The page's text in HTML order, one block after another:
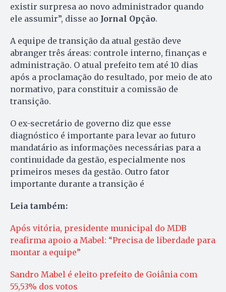
existir surpresa ao novo administrador quando
ele assumir”, disse ao Jornal Opção.
A equipe de transição da atual gestão deve
abranger três áreas: controle interno, finanças e
administração. O atual prefeito tem até 10 dias
após a proclamação do resultado, por meio de ato
normativo, para constituir a comissão de
transição.
O ex-secretário de governo diz que esse
diagnóstico é importante para levar ao futuro
mandatário as informações necessárias para a
continuidade da gestão, especialmente nos
primeiros meses da gestão. Outro fator
importante durante a transição é
Leia também:
Após vitória, presidente municipal do MDB
reafirma apoio a Mabel: “Precisa de liberdade para
montar a equipe”
Sandro Mabel é eleito prefeito de Goiânia com
55,53% dos votos